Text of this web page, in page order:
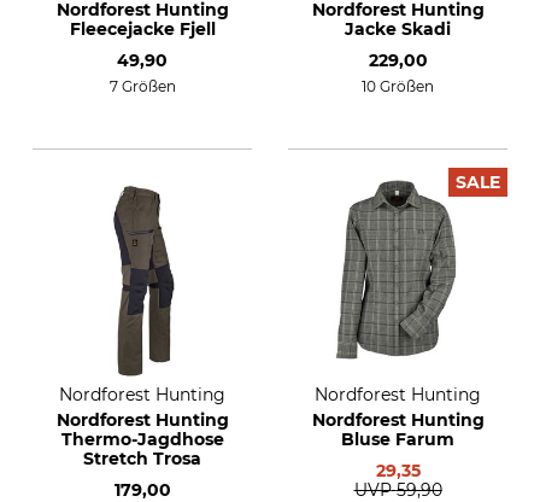
Nordforest Hunting
Fleecejacke Fjell
49,90
7 Größen
Nordforest Hunting
Jacke Skadi
229,00
10 Größen
Nordforest Hunting
Nordforest Hunting
Thermo-Jagdhose
Stretch Trosa
179,00
SALE
Nordforest Hunting
Nordforest Hunting
Bluse Farum
29,35
UVP 59,90